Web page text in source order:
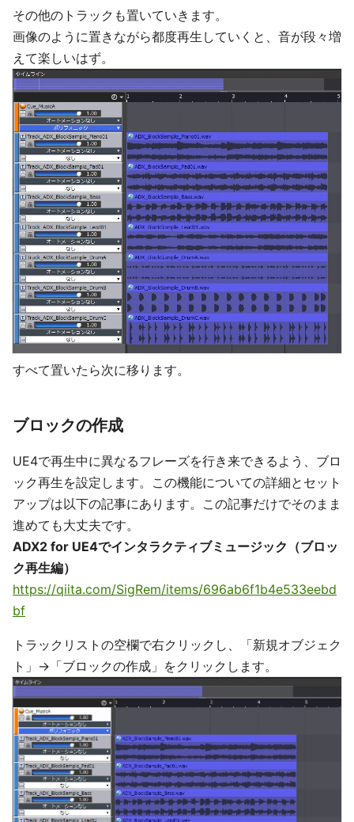
その他のトラックも置いていきます。
画像のように置きながら都度再生していくと、音が段々増
えて楽しいはず。
すべて置いたら次に移ります。
ブロックの作成
UE4で再生中に異なるフレーズを行き来できるよう、ブロ
ック再生を設定します。この機能についての詳細とセット
アップは以下の記事にあります。この記事だけでそのまま
進めても大丈夫です。
ADX2 for UE4でインタラクティブミュージック（ブロッ
ク再生編）
https://qiita.com/SigRem/items/696ab6f1b4e533eebd
bf
トラックリストの空欄で右クリックし、「新規オブジェク
ト」→「ブロックの作成」をクリックします。